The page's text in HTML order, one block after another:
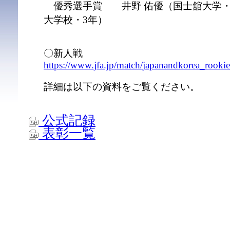
優秀選手賞 井野 佑優（国士舘大学・
大学校・3年）
〇新人戦
https://www.jfa.jp/match/
詳細は以下の資料をご覧ください。
公式記録
表彰一覧